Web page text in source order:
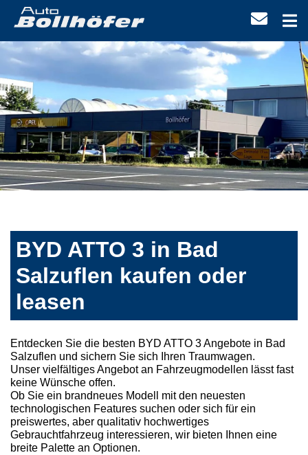
BYD ATTO 3 in Bad
Salzuflen kaufen oder
leasen
Entdecken Sie die besten BYD ATTO 3 Angebote in Bad
Salzuflen und sichern Sie sich Ihren Traumwagen.
Unser vielfältiges Angebot an Fahrzeugmodellen lässt fast
keine Wünsche offen.
Ob Sie ein brandneues Modell mit den neuesten
technologischen Features suchen oder sich für ein
preiswertes, aber qualitativ hochwertiges
Gebrauchtfahrzeug interessieren, wir bieten Ihnen eine
breite Palette an Optionen.